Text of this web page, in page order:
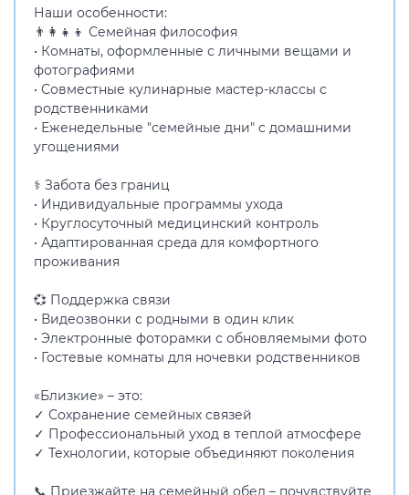
Наши особенности:
👨👩👧👦 Семейная философия
• Комнаты, оформленные с личными вещами и
фотографиями
• Совместные кулинарные мастер-классы с
родственниками
• Еженедельные "семейные дни" с домашними
угощениями
⚕️ Забота без границ
• Индивидуальные программы ухода
• Круглосуточный медицинский контроль
• Адаптированная среда для комфортного
проживания
💞 Поддержка связи
• Видеозвонки с родными в один клик
• Электронные фоторамки с обновляемыми фото
• Гостевые комнаты для ночевки родственников
«Близкие» – это:
✓ Сохранение семейных связей
✓ Профессиональный уход в теплой атмосфере
✓ Технологии, которые объединяют поколения
📞 Приезжайте на семейный обед – почувствуйте